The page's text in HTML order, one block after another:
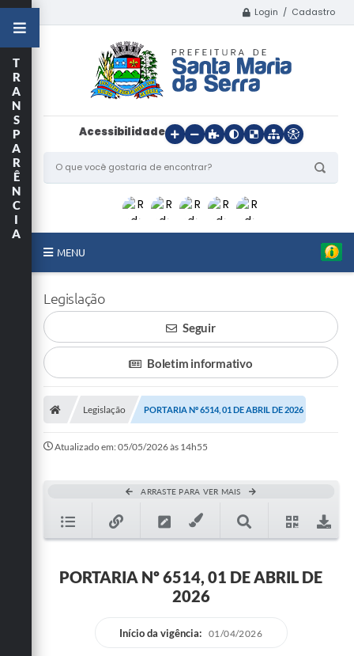
Login / Cadastro
Acessibilidade
MENU
O Município
Departamentos
Turismo
Cultura
Conselhos Municipais
Notícias
Emprega
T
R
A
N
S
P
A
R
Ê
N
C
I
A
Legislação
Seguir
Boletim informativo
Legislação PORTARIA Nº 6514, 01 DE ABRIL DE 2026
Atualizado em: 05/05/2026 às 14h55
ARRASTE PARA VER MAIS
PORTARIA Nº 6514, 01 DE ABRIL DE
2026
Início da vigência: 01/04/2026